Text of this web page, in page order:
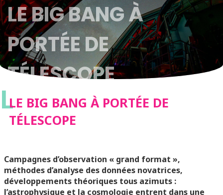
LE BIG BANG À
PORTÉE DE
TÉLESCOPE
LLE BIG BANG À PORTÉE DE
TÉLESCOPE
Campagnes d’observation « grand format »,
méthodes d’analyse des données novatrices,
développements théoriques tous azimuts :
l’astrophysique et la cosmologie entrent dans une